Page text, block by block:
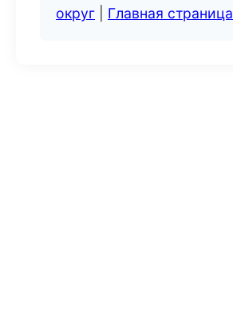
округ
Главная страница